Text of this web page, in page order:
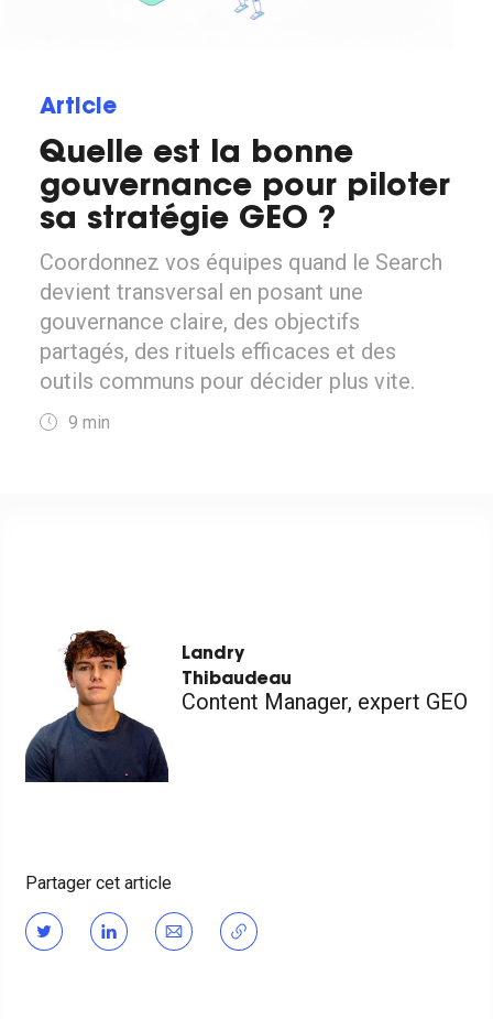
Article
Quelle est la bonne
gouvernance pour piloter
sa stratégie GEO ?
Coordonnez vos équipes quand le Search
devient transversal en posant une
gouvernance claire, des objectifs
partagés, des rituels efficaces et des
outils communs pour décider plus vite.
9 min
Landry
Thibaudeau
Content Manager, expert GEO
Partager cet article